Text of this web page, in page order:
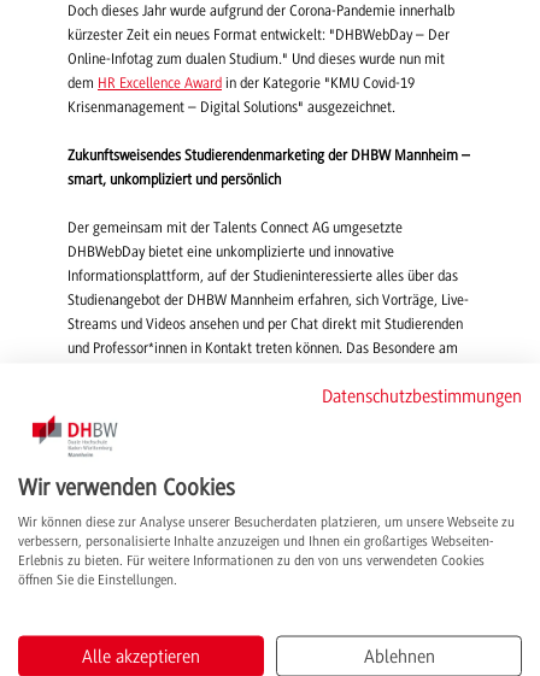
Doch dieses Jahr wurde aufgrund der Corona-Pandemie innerhalb
kürzester Zeit ein neues Format entwickelt: "DHBWebDay – Der
Online-Infotag zum dualen Studium." Und dieses wurde nun mit
dem HR Excellence Award in der Kategorie "KMU Covid-19
Krisenmanagement – Digital Solutions" ausgezeichnet.
Zukunftsweisendes Studierendenmarketing der DHBW Mannheim –
smart, unkompliziert und persönlich
Der gemeinsam mit der Talents Connect AG umgesetzte
DHBWebDay bietet eine unkomplizierte und innovative
Informationsplattform, auf der Studieninteressierte alles über das
Studienangebot der DHBW Mannheim erfahren, sich Vorträge, Live-
Streams und Videos ansehen und per Chat direkt mit Studierenden
und Professor*innen in Kontakt treten können. Das Besondere am
eingebunden, präsentieren sich mit umfangreichen eigenen Profilen
und beraten zusammen mit der DHBW Mannheim in Echtzeit über
fachliche Inhalte und Ablauf des Studiums, Bewerbungsverfahren
einer schnellen Registrierung kann man sich am Veranstaltungstag
jederzeit hinzuschalten, egal ob mit dem PC, Laptop, Tablet oder
Smartphone, egal ob vom gemütlichen Sofa oder von unterwegs.
Premiere hatte das neue Format im September mit über 70
teilnehmenden Unternehmenspartnern und feierte im Rahmen des
November seine zweite Auflage. Mit großem Erfolg: Beim jüngsten
DHBWebDay besuchten über 1.500 Schüler*innen die virtuelle
Datenschutzbestimmungen
Wir verwenden Cookies
Wir können diese zur Analyse unserer Besucherdaten platzieren, um unsere Webseite zu
verbessern, personalisierte Inhalte anzuzeigen und Ihnen ein großartiges Webseiten-
Erlebnis zu bieten. Für weitere Informationen zu den von uns verwendeten Cookies
öffnen Sie die Einstellungen.
Alle akzeptieren Ablehnen